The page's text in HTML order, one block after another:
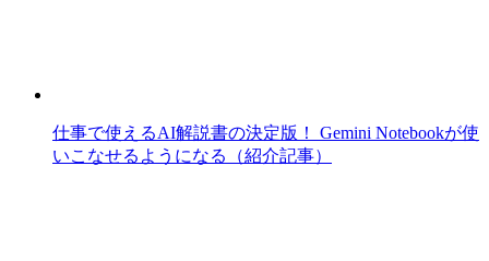
仕事で使えるAI解説書の決定版！ Gemini Notebookが使
いこなせるようになる（紹介記事）